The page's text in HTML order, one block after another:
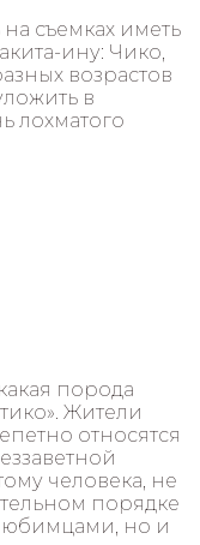
съемках иметь
ину: Чико,
возрастов
в
лохматого
порода
Жители
относятся
человека, не
порядке
но и